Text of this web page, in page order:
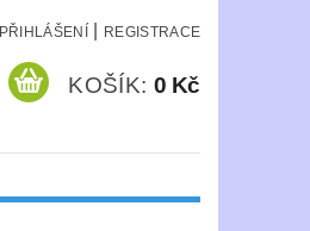
PŘIHLÁŠENÍ REGISTRACE
KOŠÍK: 0 Kč